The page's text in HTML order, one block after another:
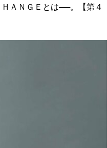
ＡＮＧＥとは──。【第４